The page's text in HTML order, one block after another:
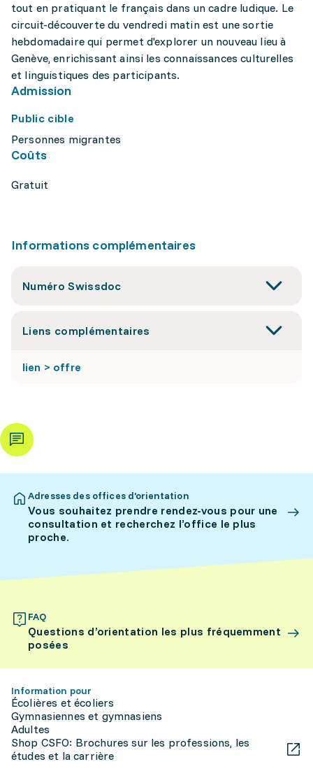
tout en pratiquant le français dans un cadre ludique. Le
circuit-découverte du vendredi matin est une sortie
hebdomadaire qui permet d'explorer un nouveau lieu à
Genève, enrichissant ainsi les connaissances culturelles
et linguistiques des participants.
Admission
Public cible
Personnes migrantes
Coûts
Gratuit
Informations complémentaires
Numéro Swissdoc
Liens complémentaires
lien > offre
Adresses des offices d’orientation
Vous souhaitez prendre rendez-vous pour une
consultation et recherchez l’office le plus
proche.
FAQ
Questions d’orientation les plus fréquemment
posées
Information pour
Écolières et écoliers
Gymnasiennes et gymnasiens
Adultes
Shop CSFO: Brochures sur les professions, les
études et la carrière